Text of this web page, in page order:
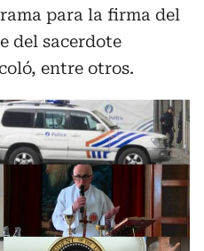
para la firma del
del sacerdote
entre otros.